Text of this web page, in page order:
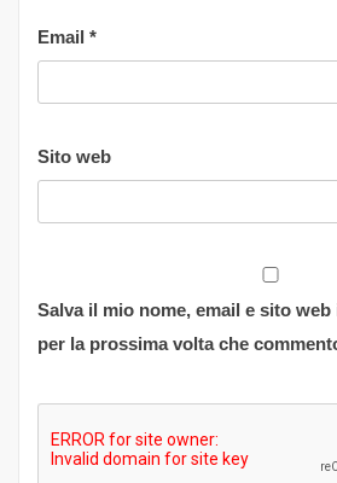
Email *
Sito web
Salva il mio nome, email e sito
per la prossima volta che